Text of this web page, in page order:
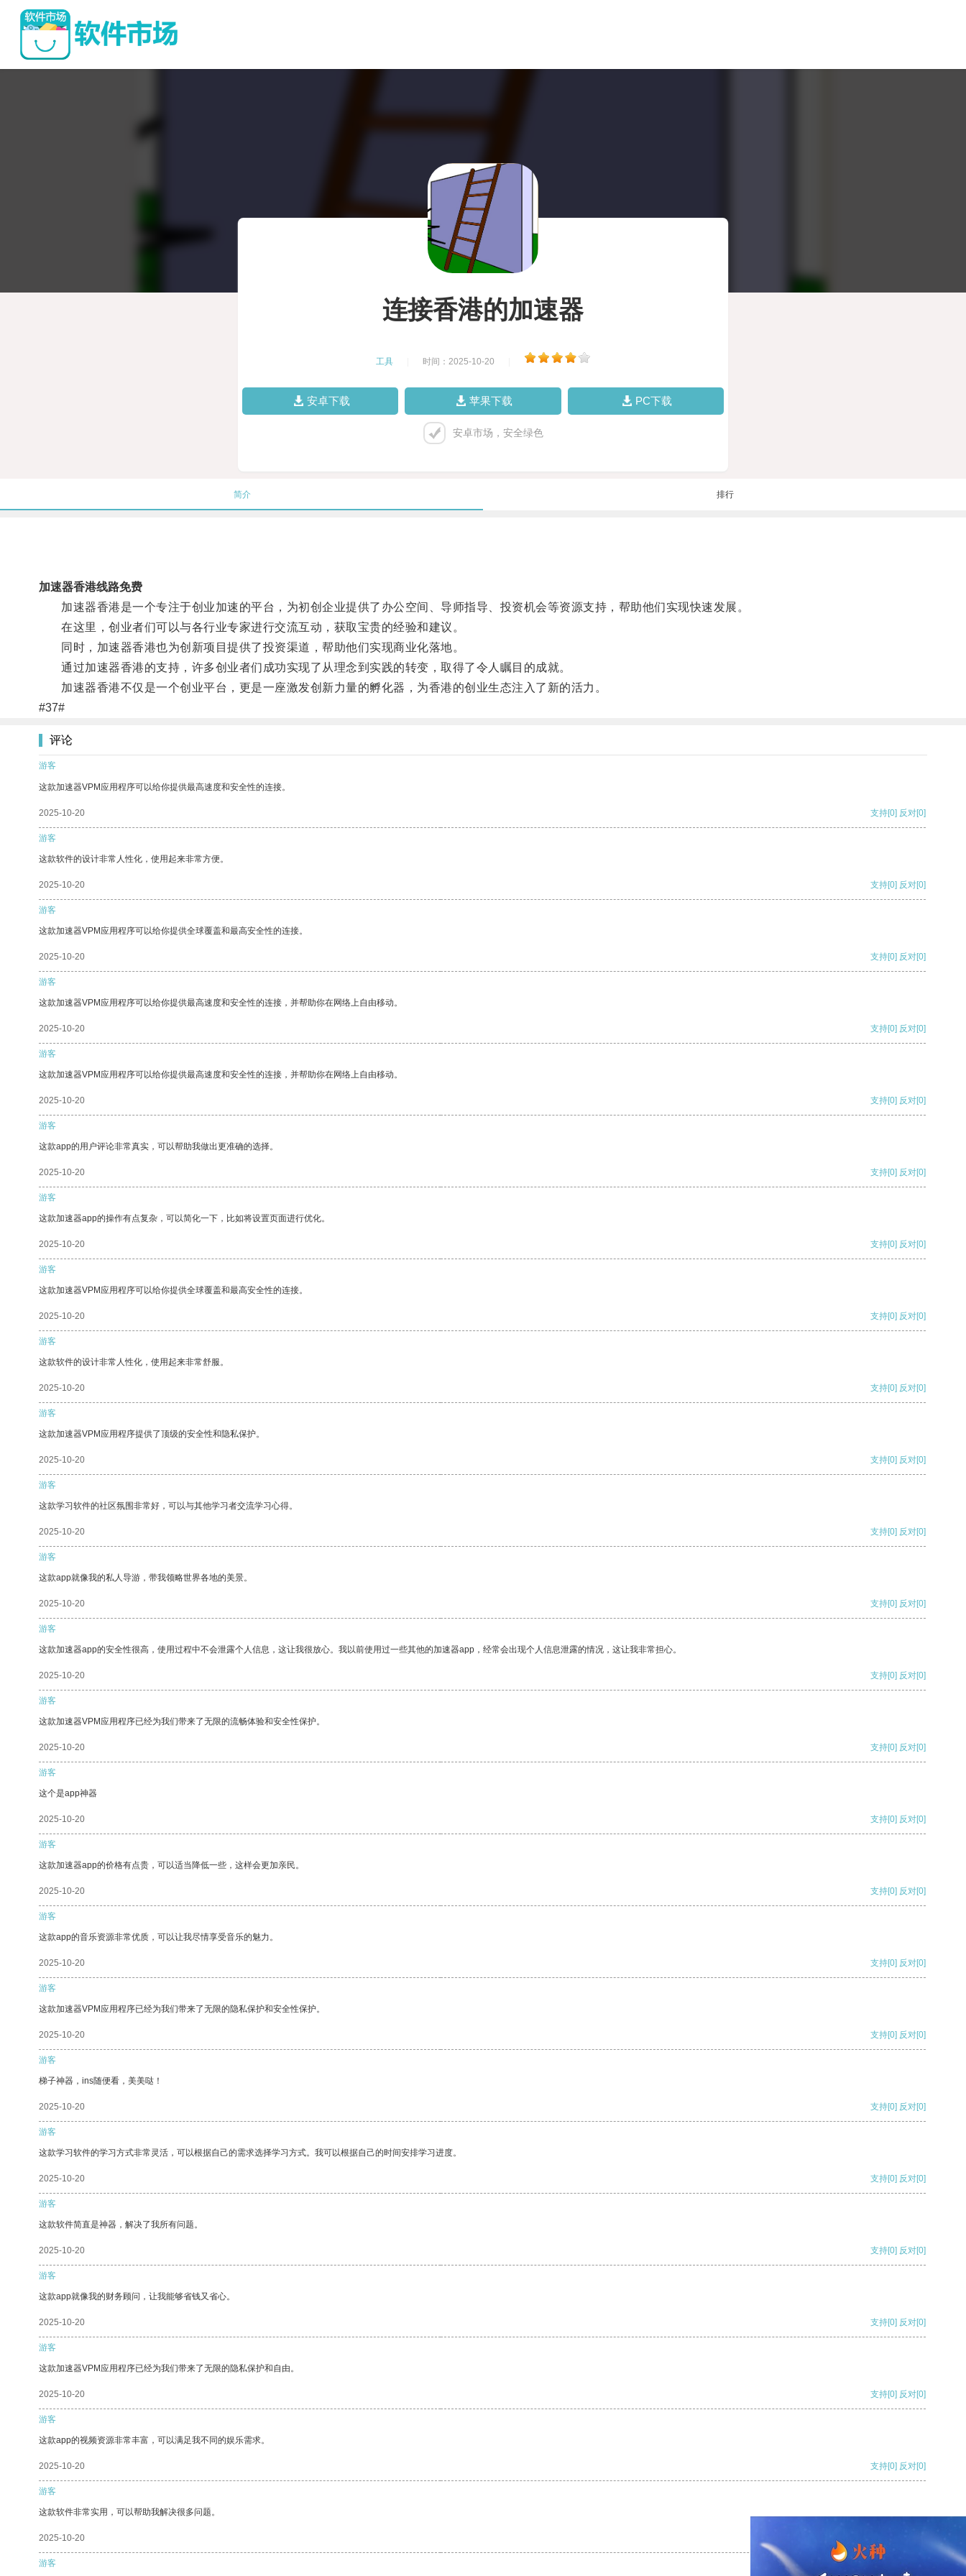
连接香港的加速器
工具 时间：2025-10-20
安卓下载 苹果下载 PC下载
安卓市场，安全绿色
简介 排行
加速器香港线路免费
加速器香港是一个专注于创业加速的平台，为初创企业提供了办公空间、导师指导、投资机会等资源支持，帮助他们实现快速发展。
在这里，创业者们可以与各行业专家进行交流互动，获取宝贵的经验和建议。
同时，加速器香港也为创新项目提供了投资渠道，帮助他们实现商业化落地。
通过加速器香港的支持，许多创业者们成功实现了从理念到实践的转变，取得了令人瞩目的成就。
加速器香港不仅是一个创业平台，更是一座激发创新力量的孵化器，为香港的创业生态注入了新的活力。
#37#
评论
游客
这款加速器VPM应用程序可以给你提供最高速度和安全性的连接。
2025-10-20 支持[0] 反对[0]
游客
这款软件的设计非常人性化，使用起来非常方便。
2025-10-20 支持[0] 反对[0]
游客
这款加速器VPM应用程序可以给你提供全球覆盖和最高安全性的连接。
2025-10-20 支持[0] 反对[0]
游客
这款加速器VPM应用程序可以给你提供最高速度和安全性的连接，并帮助你在网络上自由移动。
2025-10-20 支持[0] 反对[0]
游客
这款加速器VPM应用程序可以给你提供最高速度和安全性的连接，并帮助你在网络上自由移动。
2025-10-20 支持[0] 反对[0]
游客
这款app的用户评论非常真实，可以帮助我做出更准确的选择。
2025-10-20 支持[0] 反对[0]
游客
这款加速器app的操作有点复杂，可以简化一下，比如将设置页面进行优化。
2025-10-20 支持[0] 反对[0]
游客
这款加速器VPM应用程序可以给你提供全球覆盖和最高安全性的连接。
2025-10-20 支持[0] 反对[0]
游客
这款软件的设计非常人性化，使用起来非常舒服。
2025-10-20 支持[0] 反对[0]
游客
这款加速器VPM应用程序提供了顶级的安全性和隐私保护。
2025-10-20 支持[0] 反对[0]
游客
这款学习软件的社区氛围非常好，可以与其他学习者交流学习心得。
2025-10-20 支持[0] 反对[0]
游客
这款app就像我的私人导游，带我领略世界各地的美景。
2025-10-20 支持[0] 反对[0]
游客
这款加速器app的安全性很高，使用过程中不会泄露个人信息，这让我很放心。我以前使用过一些其他的加速器app，经常会出现个人信息泄露的情况，这让我非常担心。
2025-10-20 支持[0] 反对[0]
游客
这款加速器VPM应用程序已经为我们带来了无限的流畅体验和安全性保护。
2025-10-20 支持[0] 反对[0]
游客
这个是app神器
2025-10-20 支持[0] 反对[0]
游客
这款加速器app的价格有点贵，可以适当降低一些，这样会更加亲民。
2025-10-20 支持[0] 反对[0]
游客
这款app的音乐资源非常优质，可以让我尽情享受音乐的魅力。
2025-10-20 支持[0] 反对[0]
游客
这款加速器VPM应用程序已经为我们带来了无限的隐私保护和安全性保护。
2025-10-20 支持[0] 反对[0]
游客
梯子神器，ins随便看，美美哒！
2025-10-20 支持[0] 反对[0]
游客
这款学习软件的学习方式非常灵活，可以根据自己的需求选择学习方式。我可以根据自己的时间安排学习进度。
2025-10-20 支持[0] 反对[0]
游客
这款软件简直是神器，解决了我所有问题。
2025-10-20 支持[0] 反对[0]
游客
这款app就像我的财务顾问，让我能够省钱又省心。
2025-10-20 支持[0] 反对[0]
游客
这款加速器VPM应用程序已经为我们带来了无限的隐私保护和自由。
2025-10-20 支持[0] 反对[0]
游客
这款app的视频资源非常丰富，可以满足我不同的娱乐需求。
2025-10-20 支持[0] 反对[0]
游客
这款软件非常实用，可以帮助我解决很多问题。
2025-10-20
游客